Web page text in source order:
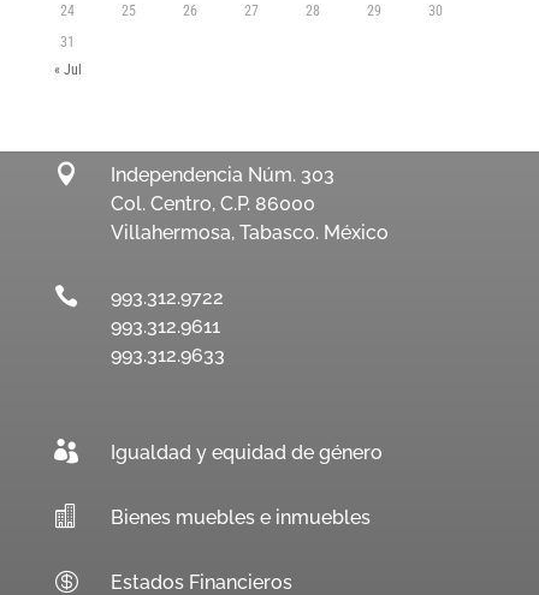
24
25 26 27 28 29
30
31
« Jul

Independencia Núm. 303
Col. Centro, C.P. 86000
Villahermosa, Tabasco. México

993.312.9722
993.312.9611
993.312.9633
 Igualdad y equidad de género
 Bienes muebles e inmuebles
 Estados Financieros